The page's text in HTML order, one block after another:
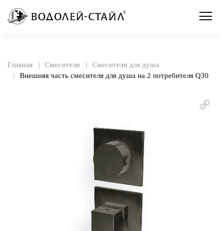
Главная Смесители
Смесители для душа
Внешняя часть смесителя для душа на 2 потребителя Q30